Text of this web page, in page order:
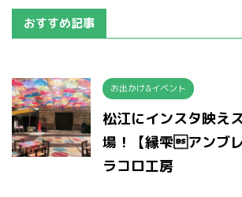
おすすめ記事
お出かけ&イベント
松江にインスタ映え
場！【縁雫アンブ
ラコロ工房